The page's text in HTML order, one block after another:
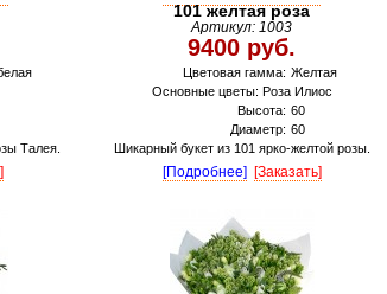
Талея.
101 желтая роза
Артикул: 1003
9400 руб.
Цветовая гамма: Желтая
Основные цветы: Роза Илиос
Высота: 60
Диаметр: 60
Шикарный букет из 101 ярко-желтой розы.
[Подробнее] [Заказать]